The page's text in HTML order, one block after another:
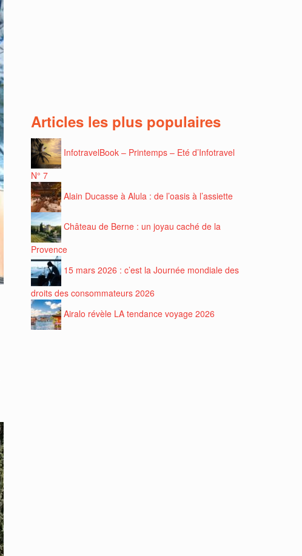
Articles les plus populaires
InfotravelBook – Printemps – Eté d’Infotravel
N° 7
Alain Ducasse à Alula : de l’oasis à l’assiette
Château de Berne : un joyau caché de la
Provence
15 mars 2026 : c’est la Journée mondiale des
droits des consommateurs 2026
Airalo révèle LA tendance voyage 2026